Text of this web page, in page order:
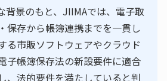
背景のもと、JIIMAでは、電子取
保存から帳簿連携までを一貫し
る市販ソフトウェアやクラウド
子帳簿保存法の新設要件に適合
、法的要件を満たしていると判